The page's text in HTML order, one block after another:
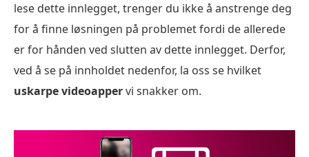
lese dette innlegget, trenger du ikke å anstrenge deg
for å finne løsningen på problemet fordi de allerede
er for hånden ved slutten av dette innlegget. Derfor,
ved å se på innholdet nedenfor, la oss se hvilket
uskarpe videoappervi snakker om.